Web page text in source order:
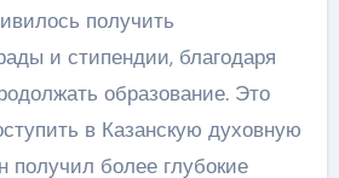
получить
и стипендии, благодаря
образование. Это
в Казанскую духовную
получил более глубокие